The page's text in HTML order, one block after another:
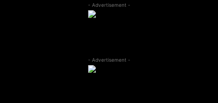
- Advertisement -
- Advertisement -